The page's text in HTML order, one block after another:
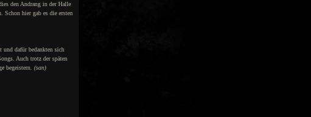
den Andrang in der Halle
hier gab es die ersten
und dafür bedankten sich
Auch trotz der späten
begeistern. (san)